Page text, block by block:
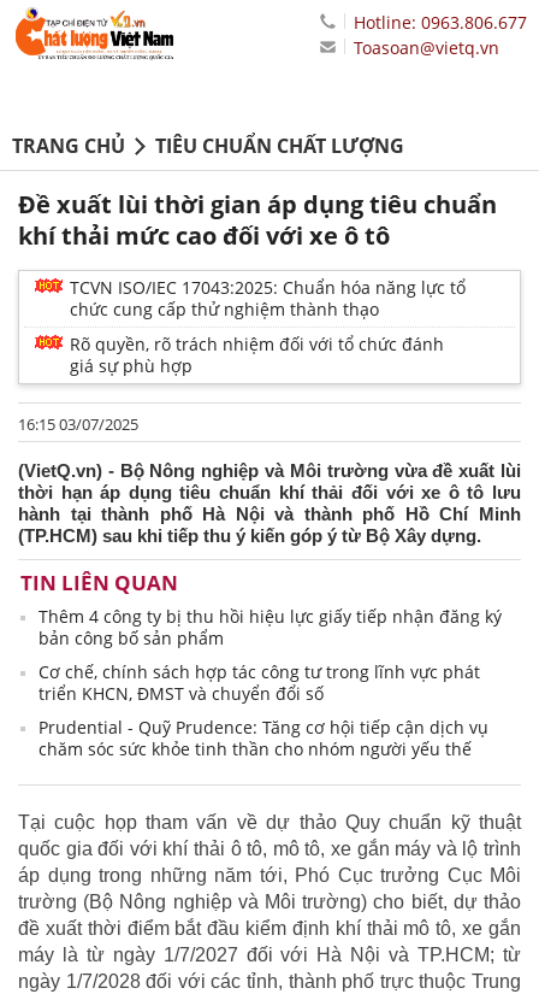
Hotline: 0963.806.677
Toasoan@vietq.vn
TRANG CHỦ TIÊU CHUẨN CHẤT LƯỢNG
Đề xuất lùi thời gian áp dụng tiêu chuẩn
khí thải mức cao đối với xe ô tô
TCVN ISO/IEC 17043:2025: Chuẩn hóa năng lực tổ
chức cung cấp thử nghiệm thành thạo
Rõ quyền, rõ trách nhiệm đối với tổ chức đánh
giá sự phù hợp
16:15 03/07/2025
(VietQ.vn) - Bộ Nông nghiệp và Môi trường vừa đề xuất lùi
thời hạn áp dụng tiêu chuẩn khí thải đối với xe ô tô lưu
hành tại thành phố Hà Nội và thành phố Hồ Chí Minh
(TP.HCM) sau khi tiếp thu ý kiến góp ý từ Bộ Xây dựng.
TIN LIÊN QUAN
Thêm 4 công ty bị thu hồi hiệu lực giấy tiếp nhận đăng ký
bản công bố sản phẩm
Cơ chế, chính sách hợp tác công tư trong lĩnh vực phát
triển KHCN, ĐMST và chuyển đổi số
Prudential - Quỹ Prudence: Tăng cơ hội tiếp cận dịch vụ
chăm sóc sức khỏe tinh thần cho nhóm người yếu thế
Tại cuộc họp tham vấn về dự thảo Quy chuẩn kỹ thuật
quốc gia đối với khí thải ô tô, mô tô, xe gắn máy và lộ trình
áp dụng trong những năm tới, Phó Cục trưởng Cục Môi
trường (Bộ Nông nghiệp và Môi trường) cho biết, dự thảo
đề xuất thời điểm bắt đầu kiểm định khí thải mô tô, xe gắn
máy là từ ngày 1/7/2027 đối với Hà Nội và TP.HCM; từ
ngày 1/7/2028 đối với các tỉnh, thành phố trực thuộc Trung